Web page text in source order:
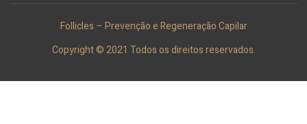
Follicles – Prevenção e Regeneração Capilar
Copyright © 2021 Todos os direitos reservados.